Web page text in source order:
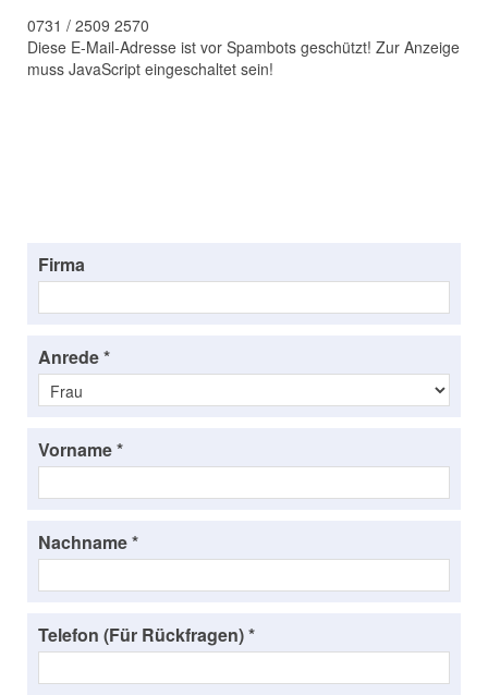
0731 / 2509 2570
Diese E-Mail-Adresse ist vor Spambots geschützt! Zur Anzeige
muss JavaScript eingeschaltet sein!
Firma
Anrede *
Vorname *
Nachname *
Telefon (Für Rückfragen) *